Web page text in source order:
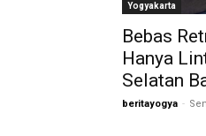
Yogyakarta
Bebas
Hanya
Selatan
beritayogya -